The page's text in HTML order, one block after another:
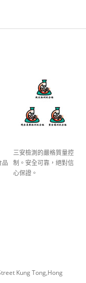
三安檢測的嚴格質量控
制。安全可靠，絕對信
心保證。
Kung Tong,Hong